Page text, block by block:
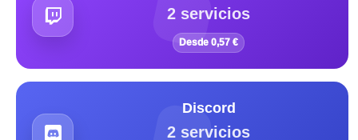
2 servicios
Desde 0,57 €
Discord
2 servicios